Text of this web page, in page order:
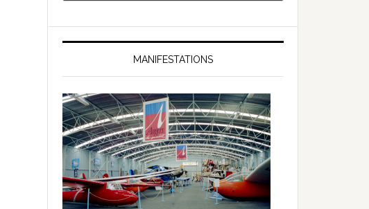
MANIFESTATIONS